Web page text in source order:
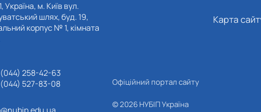
Україна, м. Київ вул.
шлях, буд. 19,
корпус № 1, кімната
(044) 258-42-63
(044) 527-83-08
Карта
Офіційний портал сайту
© 2026 НУБІП Україна